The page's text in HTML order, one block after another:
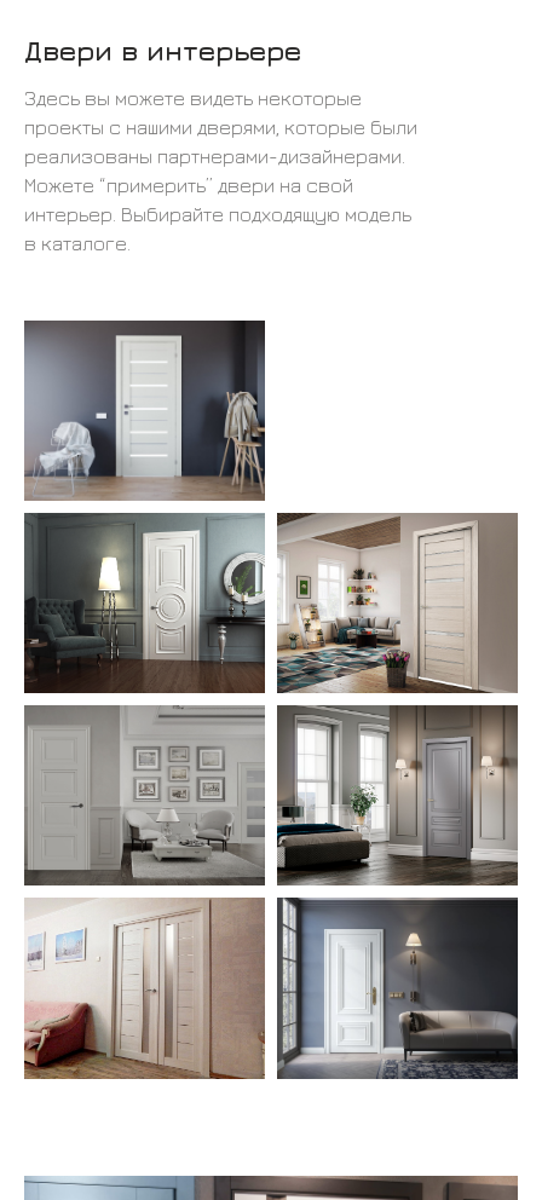
Двери в интерьере
Здесь вы можете видеть некоторые
проекты с нашими дверями, которые были
реализованы партнерами-дизайнерами.
Можете “примерить” двери на свой
интерьер. Выбирайте подходящую модель
в каталоге.